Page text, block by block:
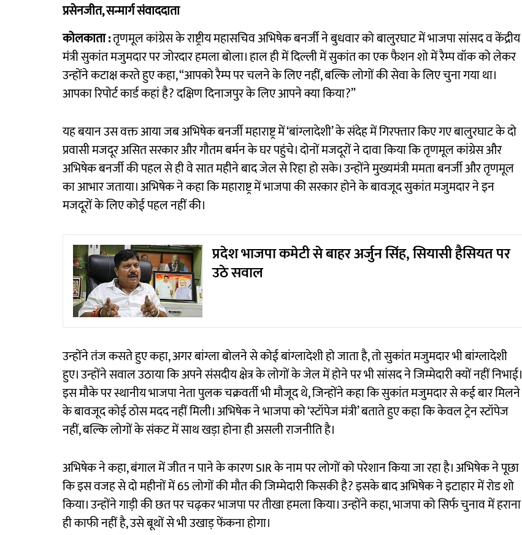
प्रसेनजीत, सन्मार्ग संवाददाता
कोलकाता :तृणमूल कांग्रेस के राष्ट्रीय महासचिव अभिषेक बनर्जी ने बुधवार को बालुरघाट में भाजपा सांसद व केंद्रीय
मंत्री सुकांत मजुमदार पर जोरदार हमला बोला। हाल ही में दिल्ली में सुकांत का एक फैशन शो में रैम्प वॉक को लेकर
उन्होंने कटाक्ष करते हुए कहा, “आपको रैम्प पर चलने के लिए नहीं, बल्कि लोगों की सेवा के लिए चुना गया था।
आपका रिपोर्ट कार्ड कहां है? दक्षिण दिनाजपुर के लिए आपने क्या किया?”
यह बयान उस वक्त आया जब अभिषेक बनर्जी महाराष्ट्र में ‘बांग्लादेशी’ के संदेह में गिरफ्तार किए गए बालुरघाट के दो
प्रवासी मजदूर असित सरकार और गौतम बर्मन के घर पहुंचे। दोनों मजदूरों ने दावा किया कि तृणमूल कांग्रेस और
अभिषेक बनर्जी की पहल से ही वे सात महीने बाद जेल से रिहा हो सके। उन्होंने मुख्यमंत्री ममता बनर्जी और तृणमूल
का आभार जताया। अभिषेक ने कहा कि महाराष्ट्र में भाजपा की सरकार होने के बावजूद सुकांत मजुमदार ने इन
मजदूरों के लिए कोई पहल नहीं की।
प्रदेश भाजपा कमेटी से बाहर अर्जुन सिंह, सियासी हैसियत पर
उठे सवाल
उन्होंने तंज कसते हुए कहा, अगर बांग्ला बोलने से कोई बांग्लादेशी हो जाता है, तो सुकांत मजुमदार भी बांग्लादेशी
हुए। उन्होंने सवाल उठाया कि अपने संसदीय क्षेत्र के लोगों के जेल में होने पर भी सांसद ने जिम्मेदारी क्यों नहीं निभाई।
इस मौके पर स्थानीय भाजपा नेता पुलक चक्रवर्ती भी मौजूद थे, जिन्होंने कहा कि सुकांत मजुमदार से कई बार मिलने
के बावजूद कोई ठोस मदद नहीं मिली। अभिषेक ने भाजपा को ‘स्टॉपेज मंत्री’ बताते हुए कहा कि केवल ट्रेन स्टॉपेज
नहीं, बल्कि लोगों के संकट में साथ खड़ा होना ही असली राजनीति है।
अभिषेक ने कहा, बंगाल में जीत न पाने के कारण SIR के नाम पर लोगों को परेशान किया जा रहा है। अभिषेक ने पूछा
कि इस वजह से दो महीनों में 65 लोगों की मौत की जिम्मेदारी किसकी है? इसके बाद अभिषेक ने इटाहार में रोड शो
किया। उन्होंने गाड़ी की छत पर चढ़कर भाजपा पर तीखा हमला किया। उन्होंने कहा, भाजपा को सिर्फ चुनाव में हराना
ही काफी नहीं है, उसे बूथों से भी उखाड़ फेंकना होगा।